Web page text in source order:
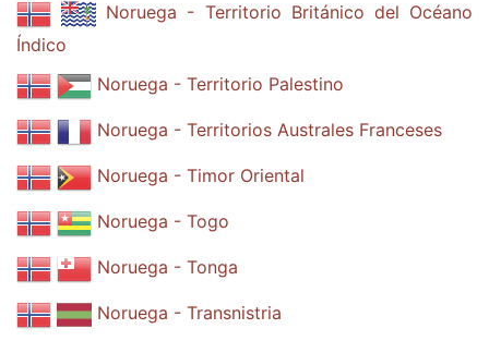
Noruega - Territorio Británico del Océano
Índico
Noruega - Territorio Palestino
Noruega - Territorios Australes Franceses
Noruega - Timor Oriental
Noruega - Togo
Noruega - Tonga
Noruega - Transnistria